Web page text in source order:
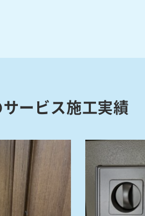
ービス施工実績